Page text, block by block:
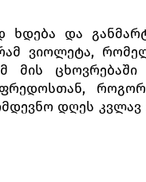
ხდება და
ვიოლეტა,
ცხოვრებაში
დღეს კვლავ